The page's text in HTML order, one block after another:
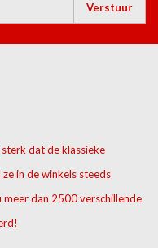
Verstuur
dat de klassieke
in de winkels steeds
dan 2500 verschillende